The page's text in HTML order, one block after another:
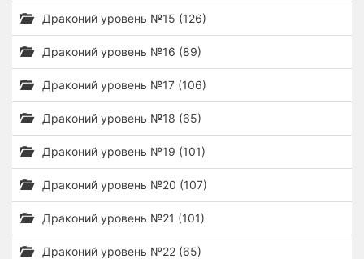
Драконий уровень №15 (126)
Драконий уровень №16 (89)
Драконий уровень №17 (106)
Драконий уровень №18 (65)
Драконий уровень №19 (101)
Драконий уровень №20 (107)
Драконий уровень №21 (101)
Драконий уровень №22 (65)